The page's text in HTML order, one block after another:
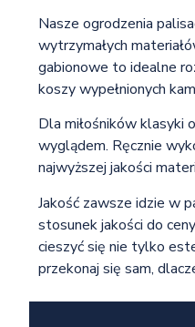
Nasze ogrodzenia
wytrzymałych
gabionowe to idealne
koszy wypełnionych
Dla miłośników klasyki
wyglądem. Ręcznie
najwyższej jakości
Jakość zawsze idzie w
stosunek jakości do
cieszyć się nie tylko
przekonaj się sam,